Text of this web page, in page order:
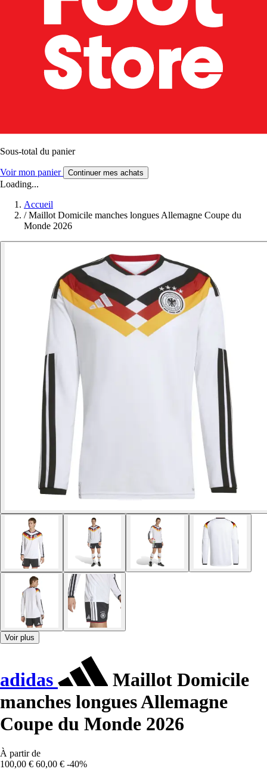
Sous-total du panier
Voir mon panier Continuer mes achats
Loading...
Accueil
/ Maillot Domicile manches longues Allemagne Coupe du
Monde 2026
Voir plus
adidas
Maillot Domicile
manches longues Allemagne
Coupe du Monde 2026
À partir de
100,00 € 60,00 € -40%